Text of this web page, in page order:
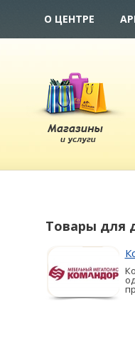
О ЦЕНТРЕ
Товары для